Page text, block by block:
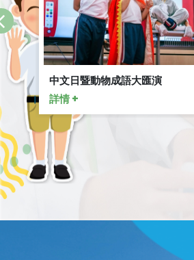
中文日暨動物成語大匯演
詳情 +